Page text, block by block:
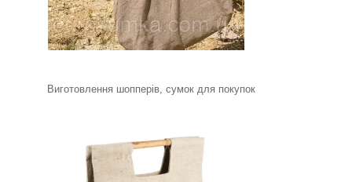
Виготовлення шопперів, сумок для покупок